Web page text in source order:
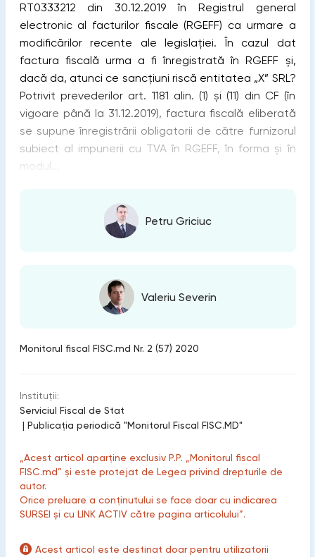
RT0333212 din 30.12.2019 în Registrul general
electronic al facturilor fiscale (RGEFF) ca urmare a
modificărilor recente ale legislației. În cazul dat
factura fiscală urma a fi înregistrată în RGEFF și,
dacă da, atunci ce sancțiuni riscă entitatea „X” SRL?
Potrivit prevederilor art. 1181 alin. (1) și (11) din CF (în
vigoare până la 31.12.2019), factura fiscală eliberată
se supune înregistrării obligatorii de către furnizorul
subiect al impunerii cu TVA în RGEFF, în forma și în
modul...
Petru Griciuc
Valeriu Severin
Monitorul fiscal FISC.md Nr. 2 (57) 2020
Instituții:
Serviciul Fiscal de Stat
| Publicaţia periodică "Monitorul Fiscal FISC.MD"
„Acest articol aparține exclusiv P.P. „Monitorul fiscal
FISC.md” și este protejat de Legea privind drepturile de
autor.
Orice preluare a conținutului se face doar cu indicarea
SURSEI și cu LINK ACTIV către pagina articolului”.
Acest articol este destinat doar pentru utilizatorii